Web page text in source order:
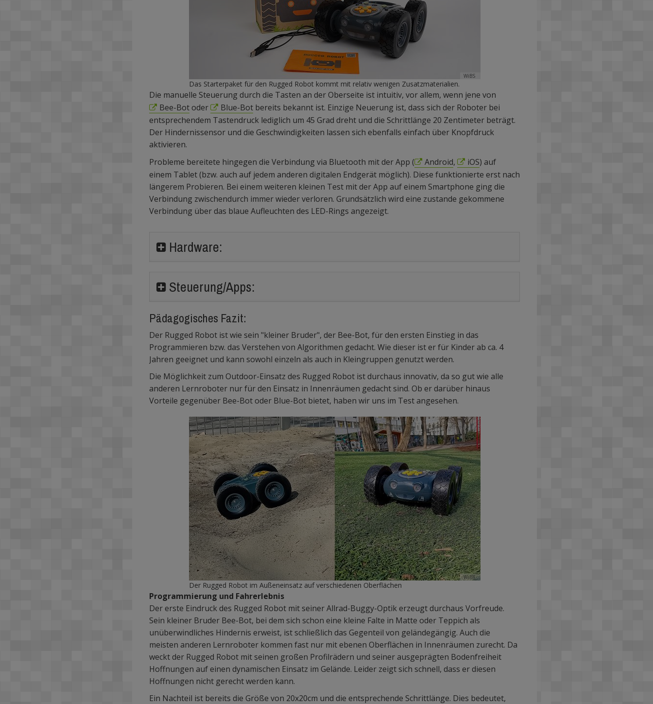
WiBS
Das Starterpaket für den Rugged Robot kommt mit relativ wenigen Zusatzmaterialien.
Die manuelle Steuerung durch die Tasten an der Oberseite ist intuitiv, vor allem, wenn jene von
Bee-Botoder Blue-Bot bereits bekannt ist. Einzige Neuerung ist, dass sich der Roboter bei
entsprechendem Tastendruck lediglich um 45 Grad dreht und die Schrittlänge 20 Zentimeter beträgt.
Der Hindernissensor und die Geschwindigkeiten lassen sich ebenfalls einfach über Knopfdruck
aktivieren.
Probleme bereitete hingegen die Verbindung via Bluetooth mit der App (
Android, iOS) auf
einem Tablet (bzw. auch auf jedem anderen digitalen Endgerät möglich). Diese funktionierte erst nach
längerem Probieren. Bei einem weiteren kleinen Test mit der App auf einem Smartphone ging die
Verbindung zwischendurch immer wieder verloren. Grundsätzlich wird eine zustande gekommene
Verbindung über das blaue Aufleuchten des LED-Rings angezeigt.
Hardware:
Steuerung/Apps:
Pädagogisches Fazit:
Der Rugged Robot ist wie sein "kleiner Bruder", der Bee-Bot, für den ersten Einstieg in das
Programmieren bzw. das Verstehen von Algorithmen gedacht. Wie dieser ist er für Kinder ab ca. 4
Jahren geeignet und kann sowohl einzeln als auch in Kleingruppen genutzt werden.
Die Möglichkeit zum Outdoor-Einsatz des Rugged Robot ist durchaus innovativ, da so gut wie alle
anderen Lernroboter nur für den Einsatz in Innenräumen gedacht sind. Ob er darüber hinaus
Vorteile gegenüber Bee-Bot oder Blue-Bot bietet, haben wir uns im Test angesehen.
WiBS
Der Rugged Robot im Außeneinsatz auf verschiedenen Oberflächen
Programmierung und Fahrerlebnis
Der erste Eindruck des Rugged Robot mit seiner Allrad-Buggy-Optik erzeugt durchaus Vorfreude.
Sein kleiner Bruder Bee-Bot, bei dem sich schon eine kleine Falte in Matte oder Teppich als
unüberwindliches Hindernis erweist, ist schließlich das Gegenteil von geländegängig. Auch die
meisten anderen Lernroboter kommen fast nur mit ebenen Oberflächen in Innenräumen zurecht. Da
weckt der Rugged Robot mit seinen großen Profilrädern und seiner ausgeprägten Bodenfreiheit
Hoffnungen auf einen dynamischen Einsatz im Gelände. Leider zeigt sich schnell, dass er diesen
Hoffnungen nicht gerecht werden kann.
Ein Nachteil ist bereits die Größe von 20x20cm und die entsprechende Schrittlänge. Dies bedeutet,